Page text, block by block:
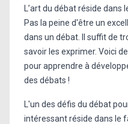
L’art du débat réside dans
Pas la peine d'être un
dans un débat. Il suffit de
savoir les exprimer. Voici
pour apprendre à
des débats !
L'un des défis du débat
intéressant réside dans le